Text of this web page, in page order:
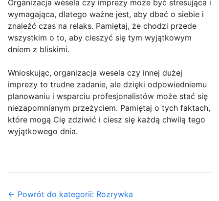
Organizacja wesela czy imprezy może być stresująca i
wymagająca, dlatego ważne jest, aby dbać o siebie i
znaleźć czas na relaks. Pamiętaj, że chodzi przede
wszystkim o to, aby cieszyć się tym wyjątkowym
dniem z bliskimi.
Wnioskując, organizacja wesela czy innej dużej
imprezy to trudne zadanie, ale dzięki odpowiedniemu
planowaniu i wsparciu profesjonalistów może stać się
niezapomnianym przeżyciem. Pamiętaj o tych faktach,
które mogą Cię zdziwić i ciesz się każdą chwilą tego
wyjątkowego dnia.
← Powrót do kategorii: Rozrywka